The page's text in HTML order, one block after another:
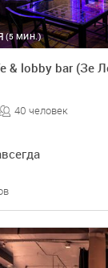
(5 МИН.)
& lobby bar (Зе
40 человек